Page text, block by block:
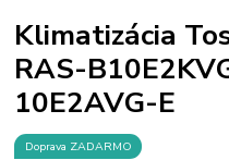
Klimatizácia
RAS-
10E2AVG-E
Doprava ZADARMO